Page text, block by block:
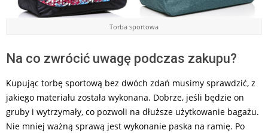
Torba sportowa
Na co zwrócić uwagę podczas zakupu?
Kupując torbę sportową bez dwóch zdań musimy sprawdzić, z
jakiego materiału została wykonana. Dobrze, jeśli będzie on
gruby i wytrzymały, co pozwoli na dłuższe użytkowanie bagażu.
Nie mniej ważną sprawą jest wykonanie paska na ramię. Po